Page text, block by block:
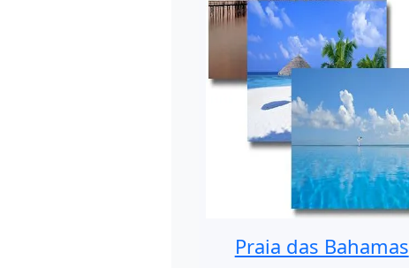
Praia das Bahamas